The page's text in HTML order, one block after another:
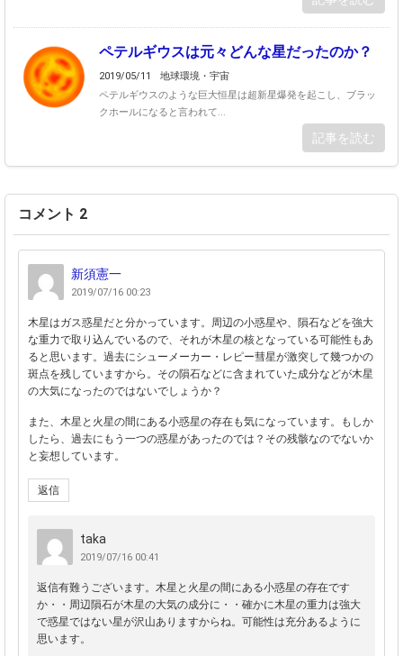
ペテルギウスは元々どんな星だったのか？
2019/05/11
地球環境・宇宙
ペテルギウスのような巨大恒星は超新星爆発を起こし、ブラッ
クホールになると言われて...
記事を読む
コメント 2
新須憲一
2019/07/16 00:23
木星はガス惑星だと分かっています。周辺の小惑星や、隕石などを強大
な重力で取り込んでいるので、それが木星の核となっている可能性もあ
ると思います。過去にシューメーカー・レピー彗星が激突して幾つかの
斑点を残していますから。その隕石などに含まれていた成分などが木星
の大気になったのではないでしょうか？
また、木星と火星の間にある小惑星の存在も気になっています。もしか
したら、過去にもう一つの惑星があったのでは？その残骸なのでないか
と妄想しています。
返信
taka
2019/07/16 00:41
返信有難うございます。木星と火星の間にある小惑星の存在です
か・・周辺隕石が木星の大気の成分に・・確かに木星の重力は強大
で惑星ではない星が沢山ありますからね。可能性は充分あるように
思います。